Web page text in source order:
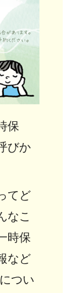
保
びか
てど
なこ
時保
など
つい